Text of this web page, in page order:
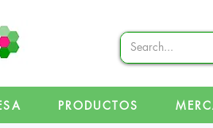
PRODUCTOS